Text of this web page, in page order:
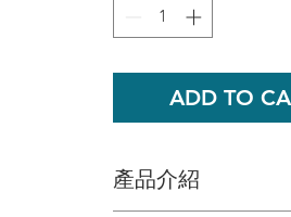
ADD TO
產品介紹